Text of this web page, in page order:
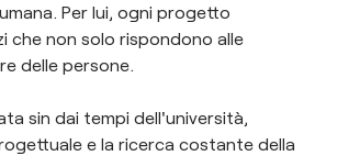
Per lui, ogni progetto
che non solo rispondono alle
delle persone.
sin dai tempi dell'università,
e la ricerca costante della